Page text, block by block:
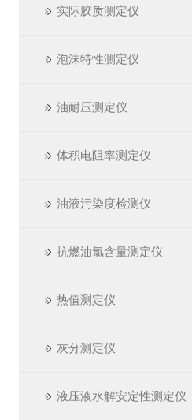
实际胶质测定仪
泡沫特性测定仪
油耐压测定仪
体积电阻率测定仪
油液污染度检测仪
抗燃油氯含量测定仪
热值测定仪
灰分测定仪
液压液水解安定性测定仪